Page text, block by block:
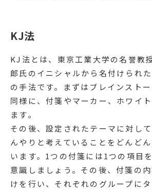
KJ法
KJ法とは、東京工業大学の名誉教
郎氏のイニシャルから名付けられ
の手法です。まずはブレインスト
同様に、付箋やマーカー、ホワイ
ます。
その後、設定されたテーマに対し
んやりと考えていることをどんど
います。1つの付箋には1つの項目
意識しましょう。その後、付箋の
けを行い、それぞれのグループに